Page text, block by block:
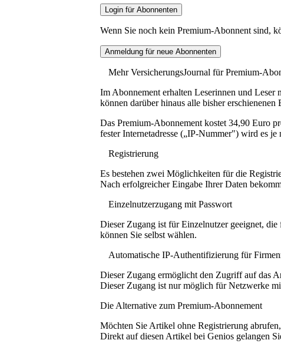
Wenn Sie noch kein Premium-Abonnent sind,
Mehr VersicherungsJournal für Premium-
Im Abonnement erhalten Leserinnen und
können darüber hinaus alle bisher
Das Premium-Abonnement kostet 34,90 Euro
fester Internetadresse („IP-Nummer") wird es
Registrierung
Es bestehen zwei Möglichkeiten für die
Nach erfolgreicher Eingabe Ihrer Daten
Einzelnutzerzugang mit Passwort
Dieser Zugang ist für Einzelnutzer geeignet,
können Sie selbst wählen.
Automatische IP-Authentifizierung für
Dieser Zugang ermöglicht den Zugriff auf das
Dieser Zugang ist nur möglich für Netzwerke
Die Alternative zum Premium-Abonnement
Möchten Sie Artikel ohne Registrierung
Direkt auf diesen Artikel bei Genios gelangen